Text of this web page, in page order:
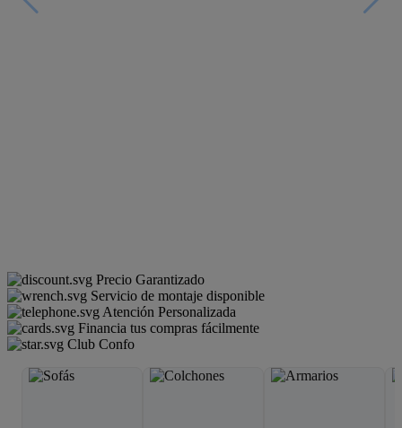
Precio Garantizado
Servicio de montaje disponible
Atención Personalizada
Financia tus compras fácilmente
Club Confo